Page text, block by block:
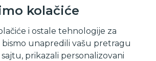
kolačiće
i ostale tehnologije za
bismo unapredili vašu pretragu
prikazali personalizovani